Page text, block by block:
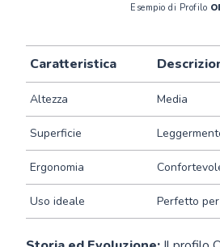
Esempio di Profilo
Caratteristica
Altezza Media
Superficie
Ergonomia
Uso ideale Perfetto